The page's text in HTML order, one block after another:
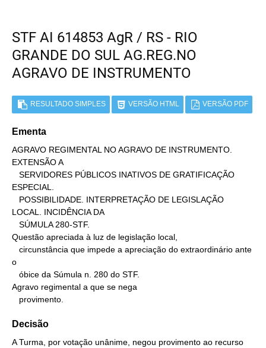
STF AI 614853 AgR / RS - RIO
GRANDE DO SUL AG.REG.NO
AGRAVO DE INSTRUMENTO
RESULTADO SIMPLES VERSÃO HTML VERSÃO PDF
Ementa
AGRAVO REGIMENTAL NO AGRAVO DE INSTRUMENTO.
EXTENSÃO A
ESPECIAL.
LOCAL. INCIDÊNCIA DA
Questão apreciada à luz de legislação local,
o
Agravo regimental a que se nega
   provimento.
Decisão
A Turma, por votação unânime, negou provimento ao recurso